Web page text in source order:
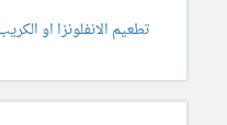
تطعيم الانفلونزا او